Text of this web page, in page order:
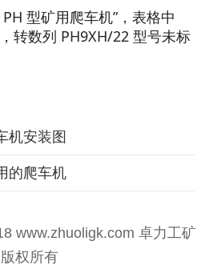
PH 型矿用爬车机”，表格中
转数列 PH9XH/22 型号未标
机安装图
的爬车机
www.zhuoligk.com 卓力工矿
版权所有